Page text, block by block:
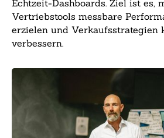
Echtzeit-Dashboards. Ziel ist es,
Vertriebstools messbare
erzielen und Verkaufsstrategien
verbessern.